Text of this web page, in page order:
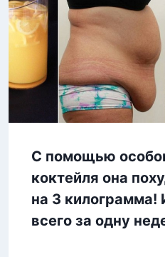
С помощью
коктейля она
на 3 килограмма!
всего за одну